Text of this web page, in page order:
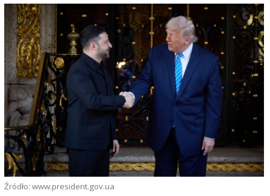
Źródło: www.president.gov.ua